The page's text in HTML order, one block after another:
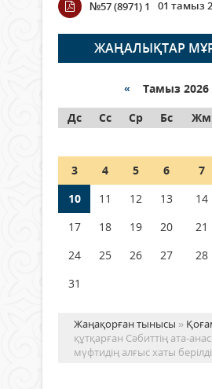
ӨТЕДІ?
06 тамыз 2026 ж. 289
граждане Казахстана,
05 тамыз 2026 ж. 169
Шетелде жүрген
азаматтары қалай
05 тамыз 2026 ж.
№57 (8971) 1
01 тамыз
ЖАҢАЛЫҚТАР
« Тамыз
Дс
Сс Ср Бс Жм
3
4 5 6 7
10
11 12 13 14
17
18 19 20 21
24
25 26 27 28
31
Жаңақорған тынысы »
құтқарған Сәбиттің ата-
мүфтидің алғыс хаты берілді